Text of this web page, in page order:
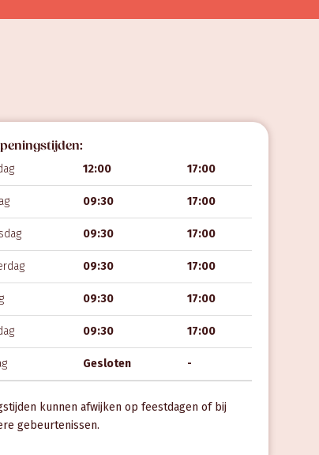
12:00 17:00
09:30 17:00
09:30 17:00
09:30 17:00
09:30 17:00
09:30 17:00
Gesloten -
kunnen afwijken op feestdagen of bij
gebeurtenissen.